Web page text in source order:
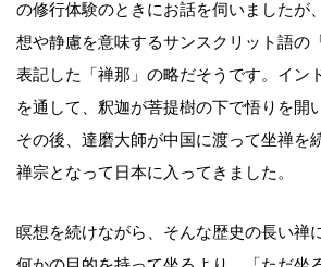
の修行体験のときにお話を伺いましたが
想や静慮を意味するサンスクリット語の
表記した「禅那」の略だそうです。イン
を通して、釈迦が菩提樹の下で悟りを開
その後、達磨大師が中国に渡って坐禅を
禅宗となって日本に入ってきました。
瞑想を続けながら、そんな歴史の長い禅